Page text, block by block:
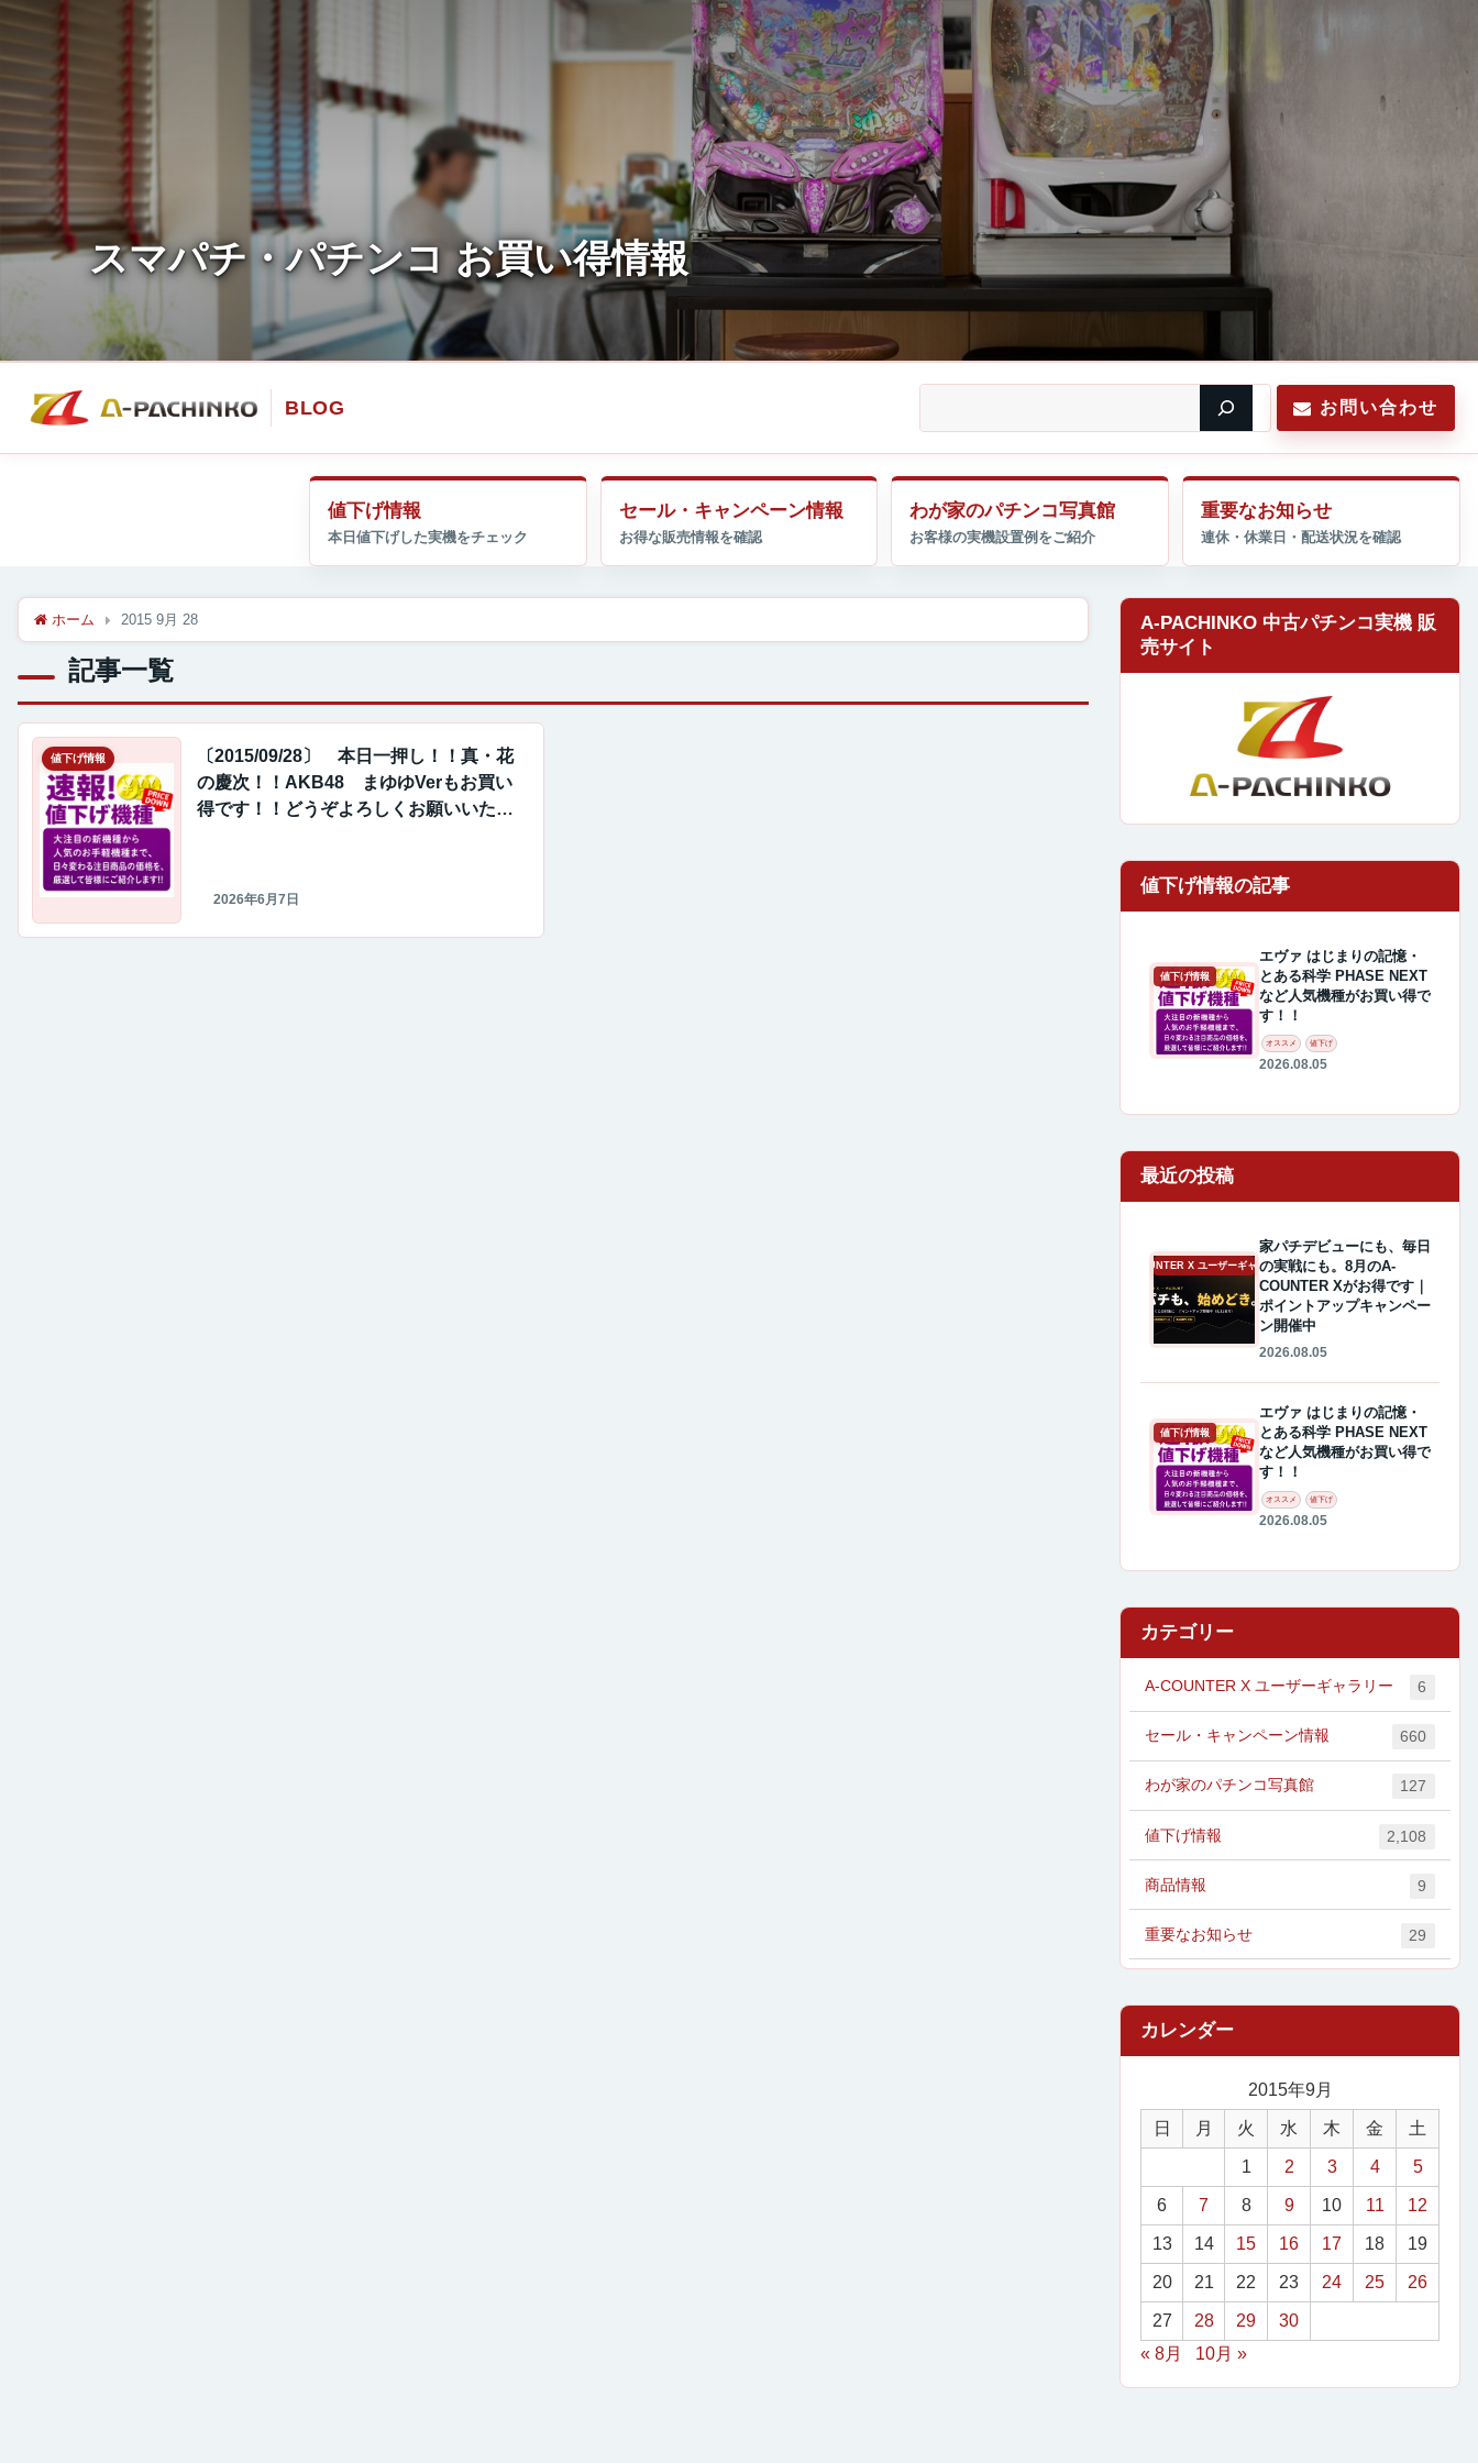
お問い合わせ
値下げ情報 セール・キャンペーン情報 わが家のパチンコ写真館 重要なお知らせ
ホーム 2015 9月 28
記事一覧
値下げ情報
〔2015/09/28〕 本日一押し！！真・花
の慶次！！AKB48 まゆゆVerもお買い
得です！！どうぞよろしくお願いいたし
2026年6月7日
A-PACHINKO 中古パチンコ実機 販
売サイト
値下げ情報
エヴァ はじまりの記憶・
とある科学 PHASE NEXT
など人気機種がお買い得で
す！！
オススメ 値下げ
2026.08.05
最近の投稿
A-COUNTER X ユーザーギャラリー
家パチデビューにも、毎日
の実戦にも。8月のA-
COUNTER Xがお得です｜
ポイントアップキャンペー
ン開催中
2026.08.05
値下げ情報
エヴァ はじまりの記憶・
とある科学 PHASE NEXT
など人気機種がお買い得で
す！！
オススメ 値下げ
2026.08.05
カテゴリー
A-COUNTER X ユーザーギャラリー 6
セール・キャンペーン情報 660
わが家のパチンコ写真館 127
値下げ情報 2,108
商品情報 9
重要なお知らせ 29
2015年9月
日 月 火 水 木 金 土
1 2 3 4 5
6 7 8 9 10 11 12
13 14 15 16 17 18 19
20 21 22 23 24 25 26
27 28 29
30
« 8月
10月 »